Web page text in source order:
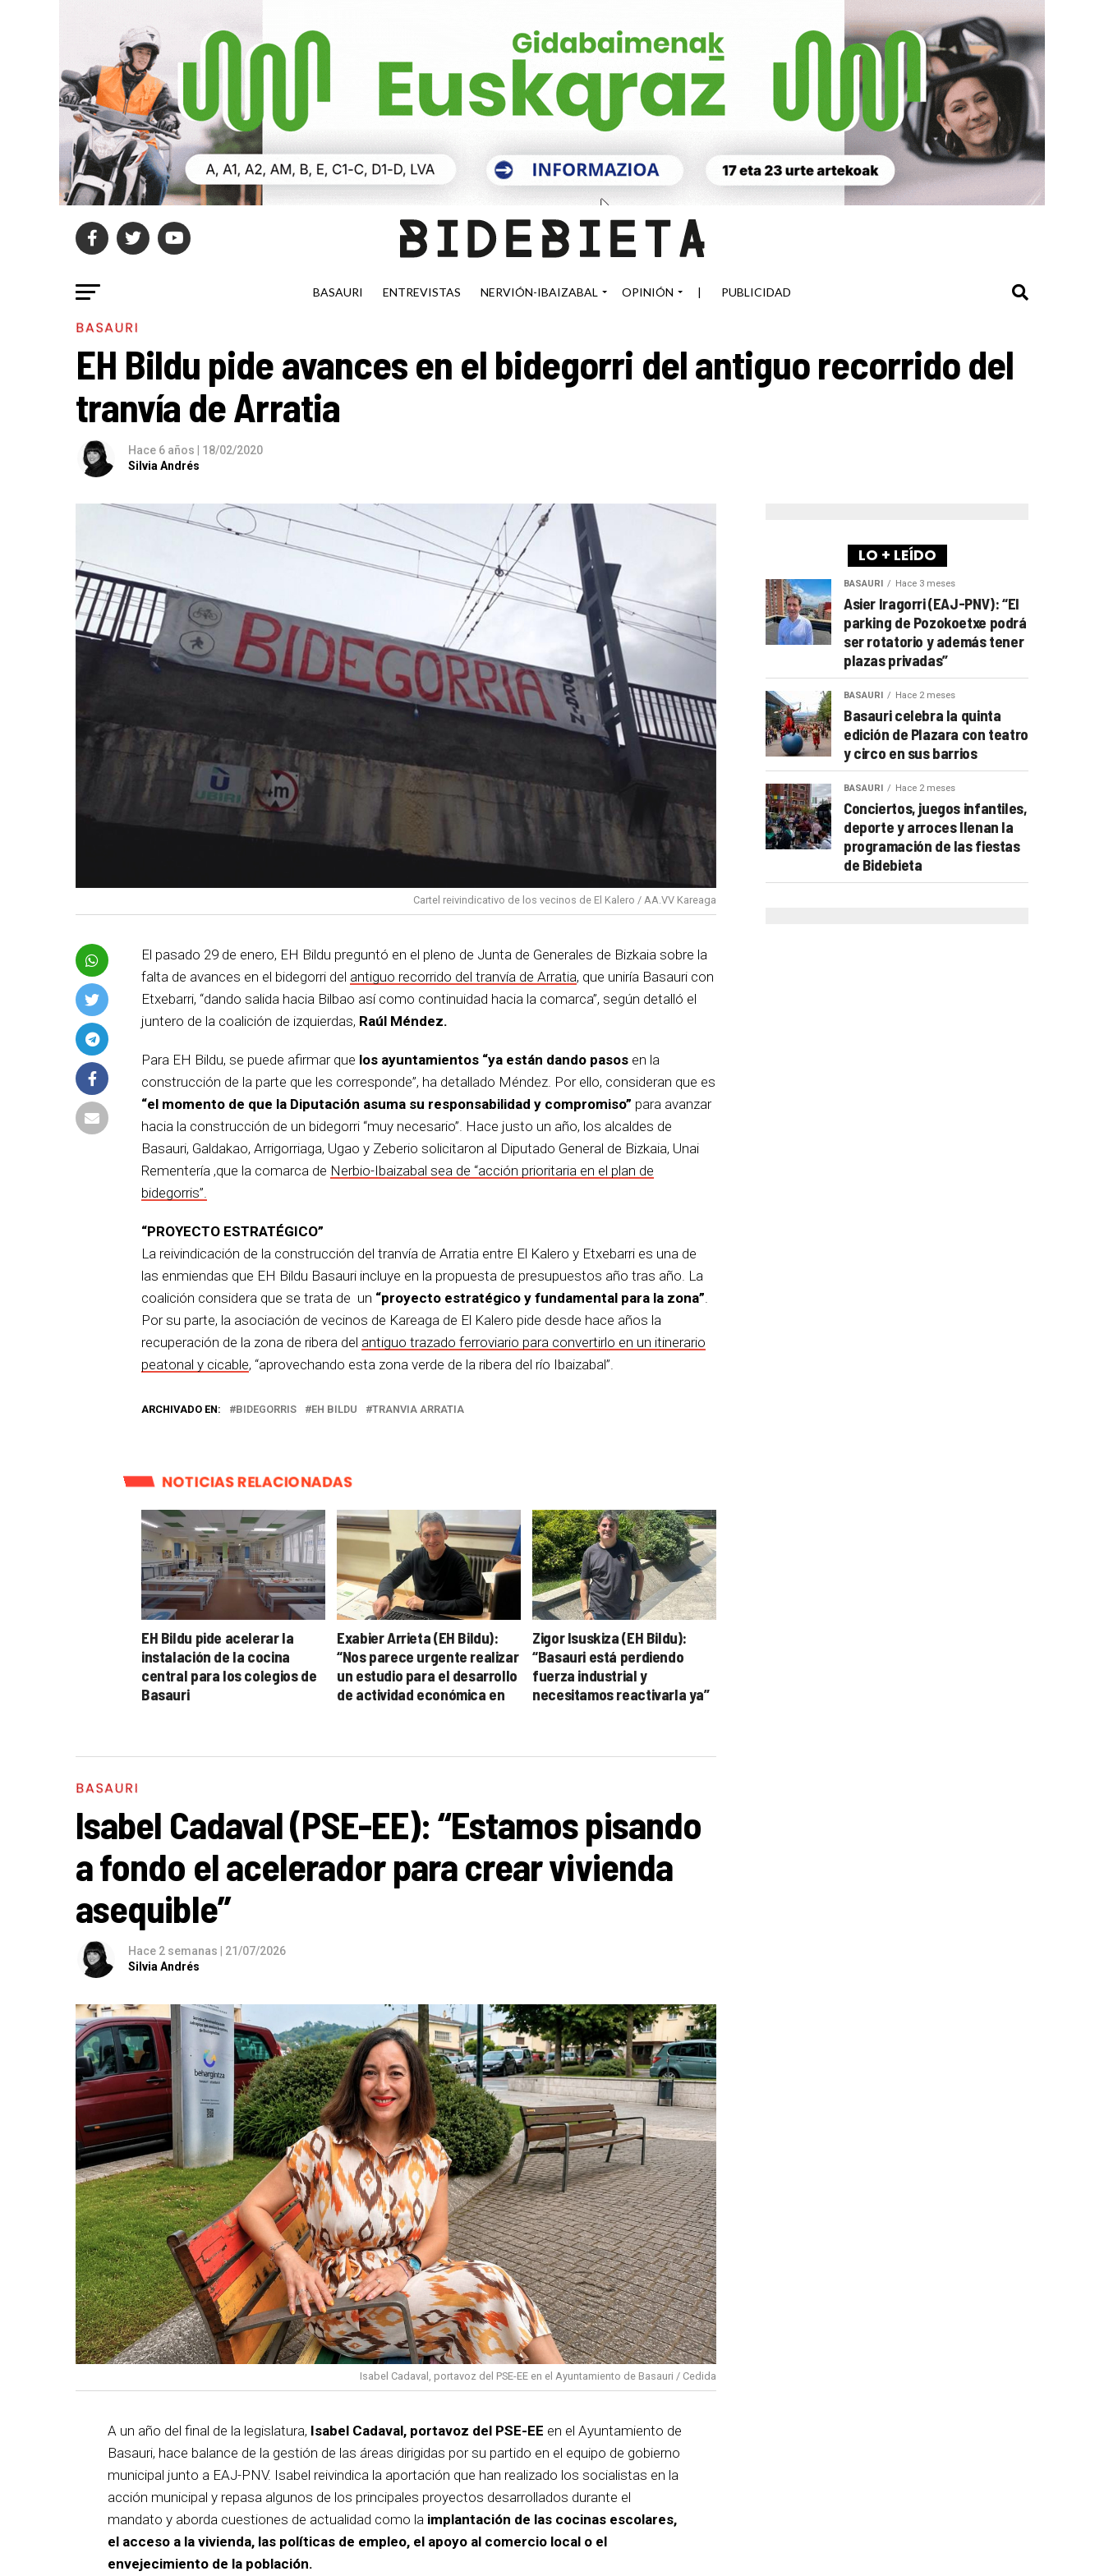
BASAURI ENTREVISTAS NERVIÓN-IBAIZABAL OPINIÓN | PUBLICIDAD
BASAURI
EH Bildu pide avances en el bidegorri del antiguo recorrido del
tranvía de Arratia
Hace 6 años | 18/02/2020
Silvia Andrés
Cartel reivindicativo de los vecinos de El Kalero / AA.VV Kareaga
El pasado 29 de enero, EH Bildu preguntó en el pleno de Junta de Generales de Bizkaia sobre la
falta de avances en el bidegorri del antiguo recorrido del tranvía de Arratia, que uniría Basauri con
Etxebarri, “dando salida hacia Bilbao así como continuidad hacia la comarca”, según detalló el
juntero de la coalición de izquierdas, Raúl Méndez.
Para EH Bildu, se puede afirmar que los ayuntamientos “ya están dando pasos en la
construcción de la parte que les corresponde”, ha detallado Méndez. Por ello, consideran que es
“el momento de que la Diputación asuma su responsabilidad y compromiso” para avanzar
hacia la construcción de un bidegorri “muy necesario”. Hace justo un año, los alcaldes de
Basauri, Galdakao, Arrigorriaga, Ugao y Zeberio solicitaron al Diputado General de Bizkaia, Unai
Rementería ,que la comarca de Nerbio-Ibaizabal sea de “acción prioritaria en el plan de
bidegorris”.
“PROYECTO ESTRATÉGICO”
La reivindicación de la construcción del tranvía de Arratia entre El Kalero y Etxebarri es una de
las enmiendas que EH Bildu Basauri incluye en la propuesta de presupuestos año tras año. La
coalición considera que se trata de un “proyecto estratégico y fundamental para la zona”
Por su parte, la asociación de vecinos de Kareaga de El Kalero pide desde hace años la
recuperación de la zona de ribera del antiguo trazado ferroviario para convertirlo en un itinerario
peatonal y cicable, “aprovechando esta zona verde de la ribera del río Ibaizabal”.
ARCHIVADO EN: BIDEGORRIS EH BILDU TRANVIA ARRATIA
NOTICIAS RELACIONADAS
EH Bildu pide acelerar la
instalación de la cocina
central para los colegios de
Basauri
Exabier Arrieta (EH Bildu):
“Nos parece urgente realizar
un estudio para el desarrollo
de actividad económica en
Zigor Isuskiza (EH Bildu):
“Basauri está perdiendo
fuerza industrial y
necesitamos reactivarla ya”
BASAURI
Isabel Cadaval (PSE-EE): “Estamos pisando
a fondo el acelerador para crear vivienda
asequible”
Hace 2 semanas | 21/07/2026
Silvia Andrés
Isabel Cadaval, portavoz del PSE-EE en el Ayuntamiento de Basauri / Cedida
A un año del final de la legislatura, Isabel Cadaval, portavoz del PSE-EE en el Ayuntamiento de
Basauri, hace balance de la gestión de las áreas dirigidas por su partido en el equipo de gobierno
municipal junto a EAJ-PNV. Isabel reivindica la aportación que han realizado los socialistas en la
acción municipal y repasa algunos de los principales proyectos desarrollados durante el
mandato y aborda cuestiones de actualidad como la implantación de las cocinas escolares,
el acceso a la vivienda, las políticas de empleo, el apoyo al comercio local o el
envejecimiento de la población.
LO + LEÍDO
BASAURI Hace 3 meses
Asier Iragorri (EAJ-PNV): “El
parking de Pozokoetxe podrá
ser rotatorio y además tener
plazas privadas”
BASAURI Hace 2 meses
Basauri celebra la quinta
edición de Plazara con teatro
y circo en sus barrios
BASAURI Hace 2 meses
Conciertos, juegos infantiles,
deporte y arroces llenan la
programación de las fiestas
de Bidebieta